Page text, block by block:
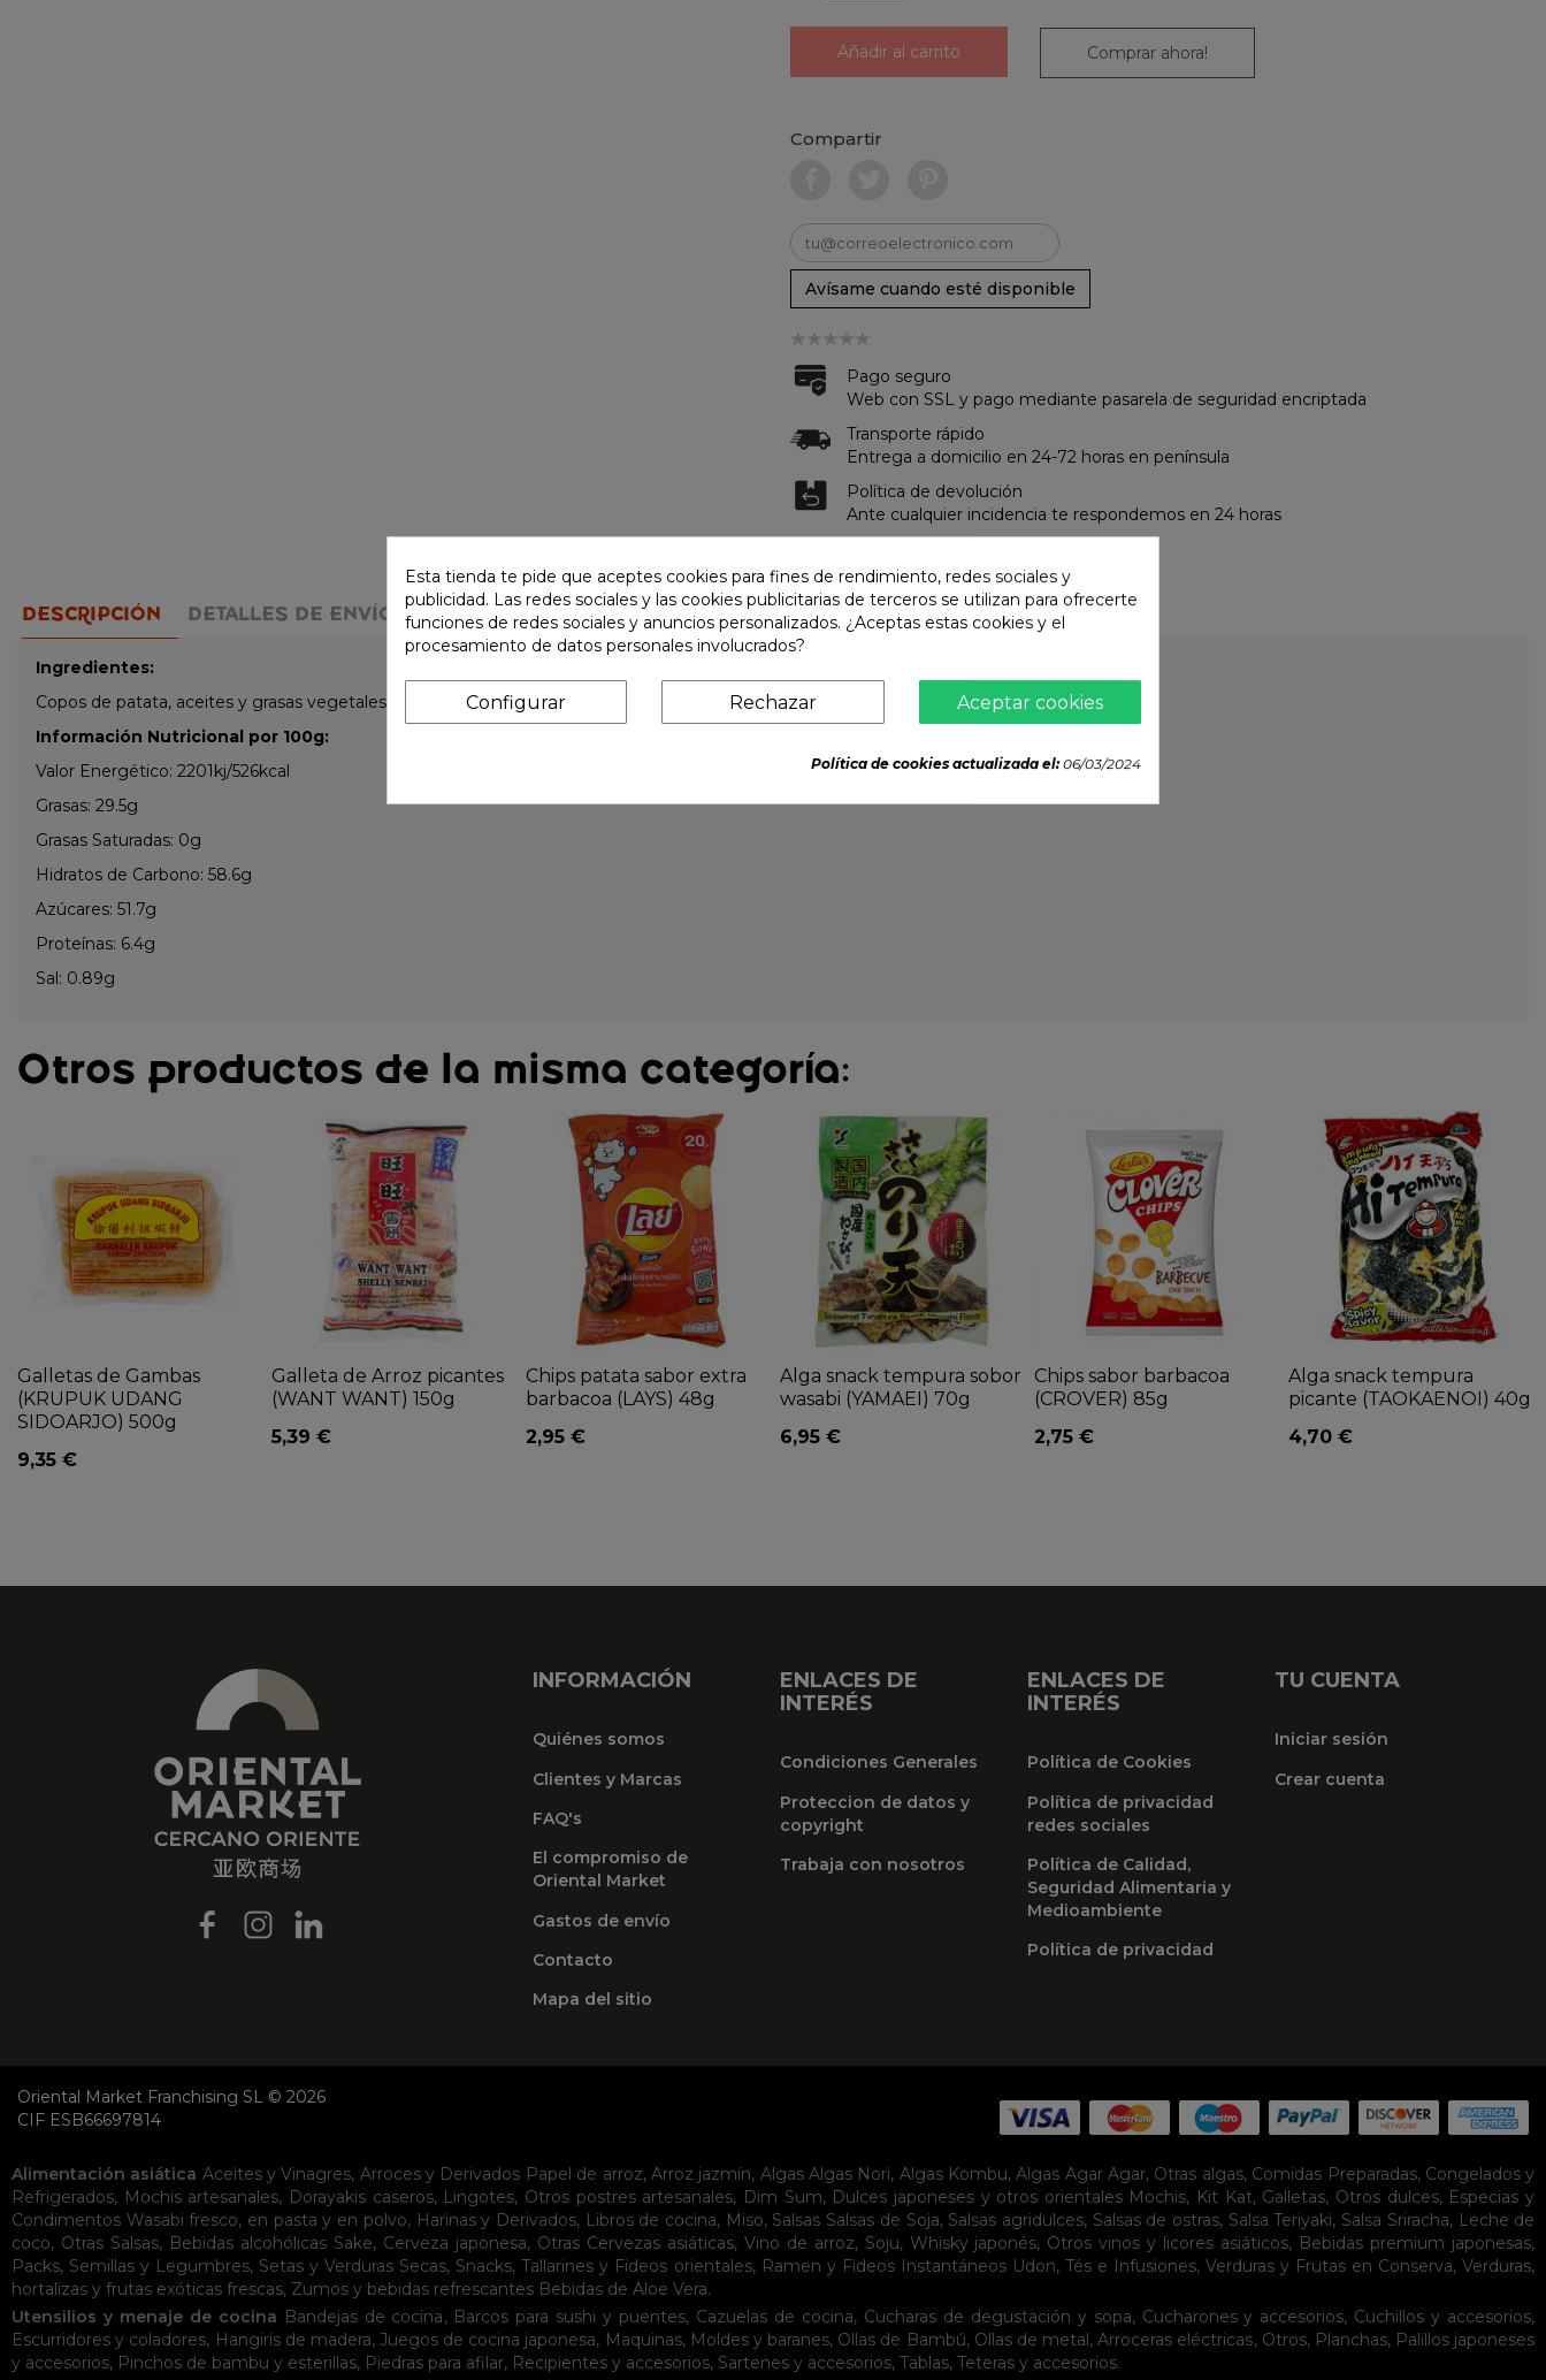
Añadir al carrito Comprar ahora!
Compartir
Avísame cuando esté disponible
Pago seguro
Web con SSL y pago mediante pasarela de seguridad encriptada
Transporte rápido
Entrega a domicilio en 24-72 horas en península
Política de devolución
Ante cualquier incidencia te respondemos en 24 horas
DESCRIPCIÓN DETALLES DE ENVÍO MÉTODO DE CONSERVACIÓN OPINIONES
Ingredientes:
Copos de patata, aceites y grasas vegetales, sal, algas verdes, lechuga de mar/emulsionantes, condimentos (aminoácidos).
Información Nutricional por 100g:
Valor Energético: 2201kj/526kcal
Grasas: 29.5g
Grasas Saturadas: 0g
Hidratos de Carbono: 58.6g
Azúcares: 51.7g
Proteínas: 6.4g
Sal: 0.89g
Otros productos de la misma categoría:
Galletas de Gambas
(KRUPUK UDANG
SIDOARJO) 500g
9,35 €
Galleta de Arroz picantes
(WANT WANT) 150g
5,39 €
Chips patata sabor extra
barbacoa (LAYS) 48g
2,95 €
Alga snack tempura sobor
wasabi (YAMAEI) 70g
6,95 €
Chips sabor barbacoa
(CROVER) 85g
2,75 €
Alga snack tempura
picante (TAOKAENOI) 40g
4,70 €
INFORMACIÓN
Quiénes somos
Clientes y Marcas
FAQ's
El compromiso de
Oriental Market
Gastos de envío
Contacto
Mapa del sitio
ENLACES DE
INTERÉS
Condiciones Generales
Proteccion de datos y
copyright
Trabaja con nosotros
ENLACES DE
INTERÉS
Política de Cookies
Política de privacidad
redes sociales
Política de Calidad,
Seguridad Alimentaria y
Medioambiente
Política de privacidad
TU CUENTA
Iniciar sesión
Crear cuenta
Oriental Market Franchising SL © 2026
CIF ESB66697814
Alimentación asiática Aceites y Vinagres, Arroces y Derivados Papel de arroz, Arroz jazmín, Algas Algas Nori, Algas Kombu,Algas Agar Agar, Otras algas, Comidas Preparadas, Congelados y
Refrigerados, Mochis artesanales, Dorayakis caseros, Lingotes, Otros postres artesanales, Dim Sum, Dulces japoneses y otros orientales Mochis, Kit Kat, Galletas, Otros dulces, Especias y
Condimentos Wasabi fresco, en pasta y en polvo, Harinas y Derivados, Libros de cocina, Miso, Salsas Salsas de Soja, Salsas agridulces, Salsas de ostras, Salsa Teriyaki, Salsa Sriracha, Leche de
coco, Otras Salsas, Bebidas alcohólicas Sake, Cerveza japonesa, Otras Cervezas asiáticas, Vino de arroz, Soju, Whisky japonés, Otros vinos y licores asiáticos, Bebidas premium japonesas,
Packs, Semillas y Legumbres, Setas y Verduras Secas, Snacks,Tallarines y Fideos orientales, Ramen y Fideos Instantáneos Udon, Tés e Infusiones, Verduras y Frutas en Conserva,Verduras,
hortalizas y frutas exóticas frescas, Zumos y bebidas refrescantes Bebidas de Aloe Vera.
Utensilios y menaje de cocina Bandejas de cocina, Barcos para sushi y puentes, Cazuelas de cocina, Cucharas de degustación y sopa, Cucharones y accesorios, Cuchillos y accesorios,
Escurridores y coladores, Hangiris de madera, Juegos de cocina japonesa, Maquinas, Moldes y baranes, Ollas de Bambú, Ollas de metal,Arroceras eléctricas, Otros, Planchas, Palillos japoneses
y accesorios, Pinchos de bambu y esterillas, Piedras para afilar, Recipientes y accesorios, Sartenes y accesorios, Tablas, Teteras y accesorios.
Esta tienda te pide que aceptes cookies para fines de rendimiento, redes sociales y
publicidad. Las redes sociales y las cookies publicitarias de terceros se utilizan para ofrecerte
funciones de redes sociales y anuncios personalizados. ¿Aceptas estas cookies y el
procesamiento de datos personales involucrados?
Aceptar cookies
Rechazar
Configurar
Política de cookies actualizada el:06/03/2024